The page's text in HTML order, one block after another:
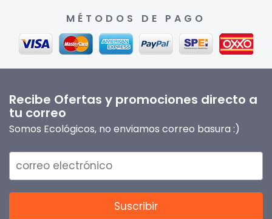
MÉTODOS DE PAGO
Recibe Ofertas y promociones directo a
tu correo
Somos Ecológicos, no enviamos correo basura :)